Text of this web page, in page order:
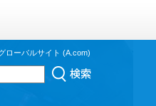
ローバルサイト (A.com)